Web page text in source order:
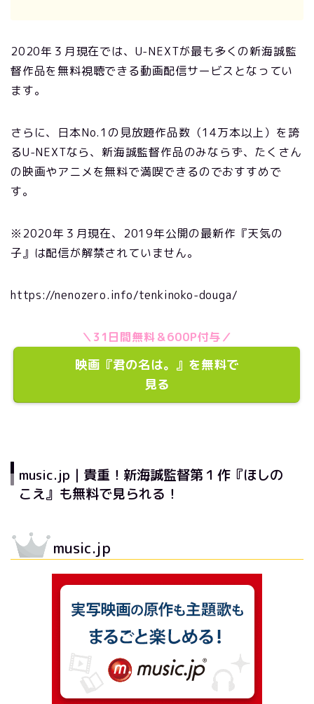
2020年３月現在では、U-NEXTが最も多くの新海誠監
督作品を無料視聴できる動画配信サービスとなってい
ます。
さらに、日本No.1の見放題作品数（14万本以上）を誇
るU-NEXTなら、新海誠監督作品のみならず、たくさん
の映画やアニメを無料で満喫できるのでおすすめで
す。
※2020年３月現在、2019年公開の最新作『天気の
子』は配信が解禁されていません。
https://nenozero.info/tenkinoko-douga/
＼31日間無料＆600P付与／
映画『君の名は。』を無料で
見る
music.jp｜貴重！新海誠監督第１作『ほしの
こえ』も無料で見られる！
music.jp